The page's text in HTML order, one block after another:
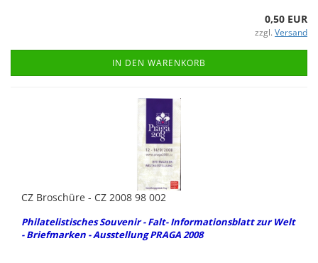
0,50 EUR
zzgl. Versand
IN DEN WARENKORB
CZ Bro­schü­re - CZ 2008 98 002
Phil­ate­lis­ti­sches Sou­ve­nir - Falt- In­for­ma­ti­ons­blatt zur Welt
- Brief­mar­ken - Aus­stel­lung PRAGA 2008